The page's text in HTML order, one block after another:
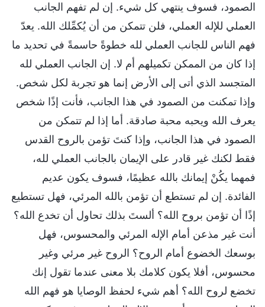
الصمود، فسوف ينتهي كل شيء. إن لم تفهم الجانب
العملي للإله العملي، فلن تتمكن من أن يُكمِّلك الله. يعدّ
فهم الناس للجانب العملي لله خطوةً حاسمةً في تحديد ما
إذا كان من الممكن تكميلهم أم لا. إن الجانب العملي لله
المتجسد الذي أتى إلى الأرض إنما هو تجربة لكل شخص.
وإذا تمكنت من الصمود في هذا الجانب، فأنت إذًا شخص
يعرف الله ويحبه محبة صادقة. أما إذا لم تتمكن من
الصمود في هذا الجانب، وإذا كنتَ تؤمن بالروح القدس
فقط لكنك غير قادر على الإيمان بالجانب العملي لله،
فمهما يكُنْ إيمانك بالله عظيمًا، فسوف يكون عديم
الفائدة. إن لم تستطع أن تؤمن بالله المرئي، فهل تستطيع
إذًا أن تؤمن بروح الله؟ ألستَ بذلك تحاول أن تخدع الله؟
أنت غير مذعن أمام الإله المرئي والمحسوس، فهل
بوسعك الخضوع أمام الروح؟ الروح غير مرئي وغير
محسوس، أفلا يكون كلامك بلا معنى عندما تقول إنك
تخضع لروح الله؟ أهم شيء لحفظ الوصايا هو فهم الله